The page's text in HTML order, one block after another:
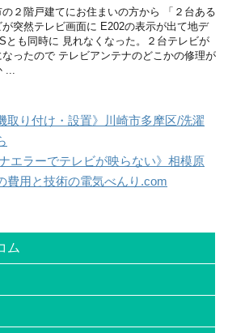
の２階戸建てにお住まいの方から 「２台ある
が突然テレビ画面に E202の表示が出て地デ
とも同時に 見れなくなった。２台テレビが
なったので テレビアンテナのどこかの修理が
...
取り付け・設置》川崎市多摩区/洗濯
エラーでテレビが映らない》相模原
費用と技術の電気べんり.com
ム